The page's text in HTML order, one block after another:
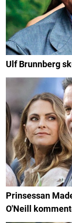
Ulf Brunnberg
Prinsessan
O'Neill